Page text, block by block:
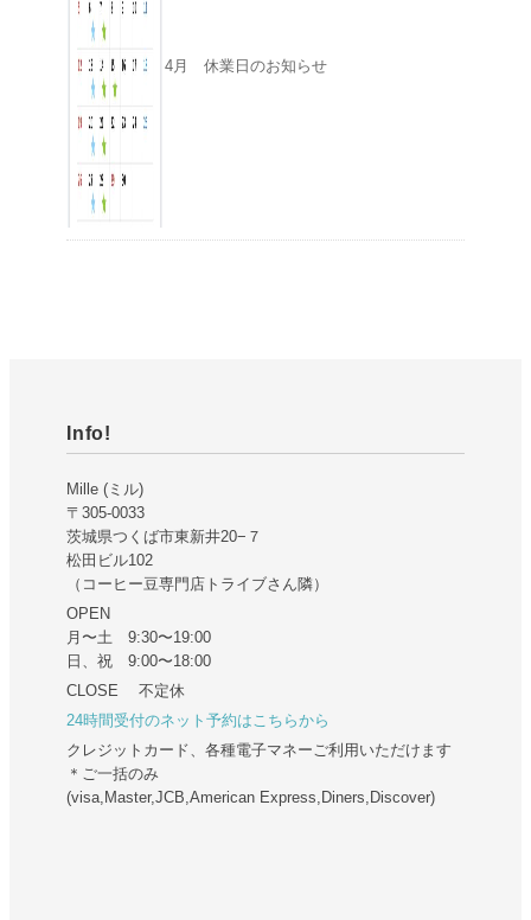
4月 休業日のお知らせ
Info!
Mille (ミル)
〒305-0033
茨城県つくば市東新井20−７
松田ビル102
（コーヒー豆専門店トライブさん隣）
OPEN
月〜土 9:30〜19:00
日、祝 9:00〜18:00
CLOSE 不定休
24時間受付のネット予約はこちらから
クレジットカード、各種電子マネーご利用いただけます
＊ご一括のみ
(visa,Master,JCB,American Express,Diners,Discover)